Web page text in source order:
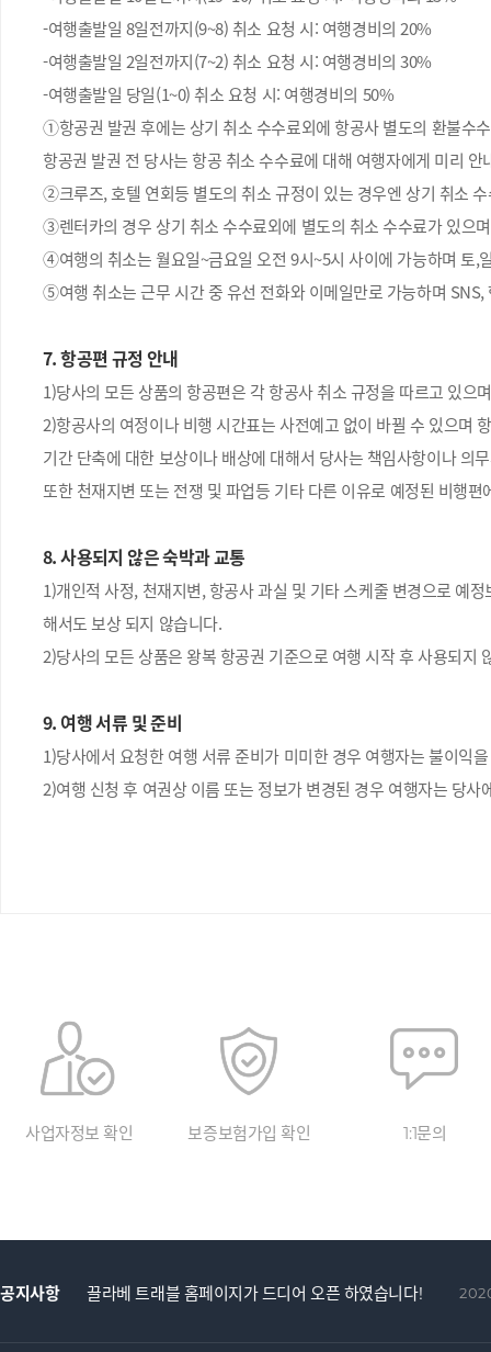
-여행출발일 8일전까지(9~8) 취소 요청 시: 여행경비의 20%
-여행출발일 2일전까지(7~2) 취소 요청 시: 여행경비의 30%
-여행출발일 당일(1~0) 취소 요청 시: 여행경비의 50%
①항공권 발권 후에는 상기 취소 수수료외에 항공사 별도의 환불수
항공권 발권 전 당사는 항공 취소 수수료에 대해 여행자에게 미리 안
②크루즈, 호텔 연회등 별도의 취소 규정이 있는 경우엔 상기 취소
③렌터카의 경우 상기 취소 수수료외에 별도의 취소 수수료가 있으
④여행의 취소는 월요일~금요일 오전 9시~5시 사이에 가능하며 토,
⑤여행 취소는 근무 시간 중 유선 전화와 이메일만로 가능하며
7. 항공편 규정 안내
1)당사의 모든 상품의 항공편은 각 항공사 취소 규정을 따르고 있
2)항공사의 여정이나 비행 시간표는 사전예고 없이 바뀔 수 있으며
기간 단축에 대한 보상이나 배상에 대해서 당사는 책임사항이나 의
또한 천재지변 또는 전쟁 및 파업등 기타 다른 이유로 예정된 비행
8. 사용되지 않은 숙박과 교통
1)개인적 사정, 천재지변, 항공사 과실 및 기타 스케줄 변경으로 예
해서도 보상 되지 않습니다.
2)당사의 모든 상품은 왕복 항공권 기준으로 여행 시작 후 사용되
9. 여행 서류 및 준비
1)당사에서 요청한 여행 서류 준비가 미미한 경우 여행자는 불이익
2)여행 신청 후 여권상 이름 또는 정보가 변경된 경우 여행자는 당
사업자정보 확인 보증보험가입 확인 1:1문의
공지사항 끌라베 트래블 홈페이지가 드디어 오픈 하였습니다!